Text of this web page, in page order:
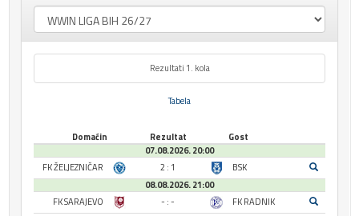
Rezultati 1. kola
Tabela
Domaćin Rezultat
Gost
07.08.2026. 20:00
FK ŽELJEZNIČAR
2 : 1
BSK
08.08.2026. 21:00
FK SARAJEVO
- : -
FK RADNIK